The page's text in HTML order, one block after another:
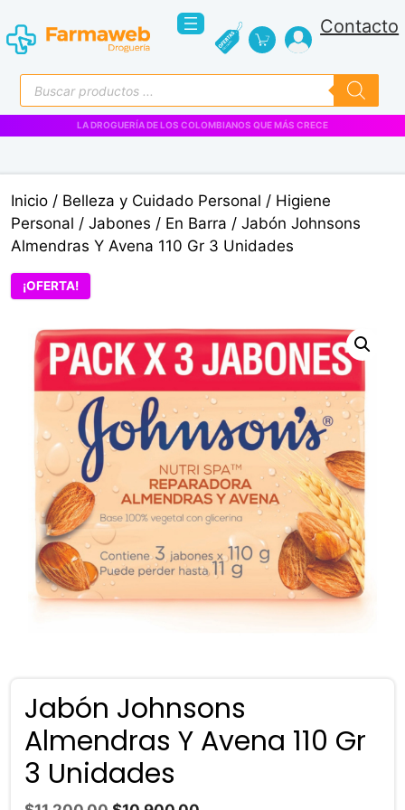
al
contenido
Contacto
Búsqueda
de
productos
VENTAS EMPRESARIALES
Inicio / Belleza y Cuidado Personal / Higiene
Personal / Jabones / En Barra / Jabón Johnsons
Almendras Y Avena 110 Gr 3 Unidades
¡OFERTA!
Jabón Johnsons
Almendras Y Avena 110 Gr
3 Unidades